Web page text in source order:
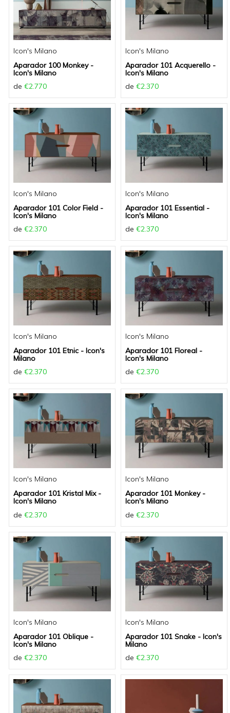
Icon's Milano
Aparador 100 Monkey -
Icon's Milano
de €2.770
Icon's Milano
Aparador 101 Acquerello -
Icon's Milano
de €2.370
Icon's Milano
Aparador 101 Color Field -
Icon's Milano
de €2.370
Icon's Milano
Aparador 101 Essential -
Icon's Milano
de €2.370
Icon's Milano
Aparador 101 Etnic - Icon's
Milano
de €2.370
Icon's Milano
Aparador 101 Floreal -
Icon's Milano
de €2.370
Icon's Milano
Aparador 101 Kristal Mix -
Icon's Milano
de €2.370
Icon's Milano
Aparador 101 Monkey -
Icon's Milano
de €2.370
Icon's Milano
Aparador 101 Oblique -
Icon's Milano
de €2.370
Icon's Milano
Aparador 101 Snake - Icon's
Milano
de €2.370